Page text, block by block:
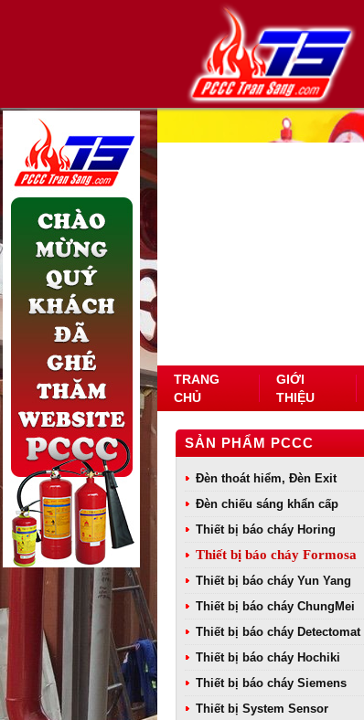
TRANG
CHỦ
GIỚI
THIỆU
SẢN PHẨM PCCC
Đèn thoát hiểm, Đèn Exit
Đèn chiếu sáng khẩn cấp
Thiết bị báo cháy Horing
Thiết bị báo cháy Formosa
Thiết bị báo cháy Yun Yang
Thiết bị báo cháy ChungMei
Thiết bị báo cháy Detectomat
Thiết bị báo cháy Hochiki
Thiết bị báo cháy Siemens
Thiết bị System Sensor